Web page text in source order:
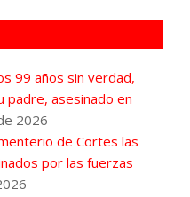
99 años sin verdad,
padre, asesinado en
2026
de Cortes las
por las fuerzas